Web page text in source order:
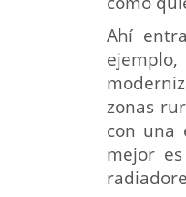
Ahí
zonas
con una
mejor